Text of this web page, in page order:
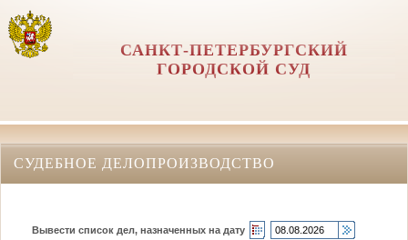
САНКТ-ПЕТЕРБУРГСКИЙ
ГОРОДСКОЙ СУД
СУДЕБНОЕ ДЕЛОПРОИЗВОДСТВО
Вывести список дел, назначенных на дату